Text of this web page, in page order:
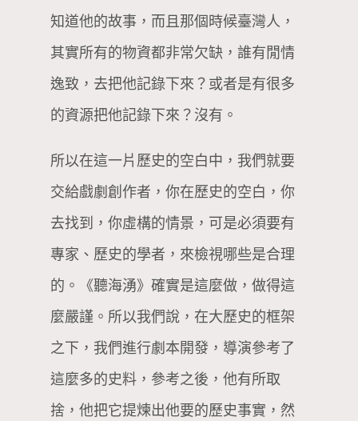
知道他的故事，而且那個時候臺灣人，
其實所有的物資都非常欠缺，誰有閒情
逸致，去把他記錄下來？或者是有很多
的資源把他記錄下來？沒有。
所以在這一片歷史的空白中，我們就要
交給戲劇創作者，你在歷史的空白，你
去找到，你虛構的情景，可是必須要有
專家、歷史的學者，來檢視哪些是合理
的。《聽海湧》確實是這麼做，做得這
麼嚴謹。所以我們說，在大歷史的框架
之下，我們進行劇本開發，導演參考了
這麼多的史料，參考之後，他有所取
捨，他把它提煉出他要的歷史事實，然